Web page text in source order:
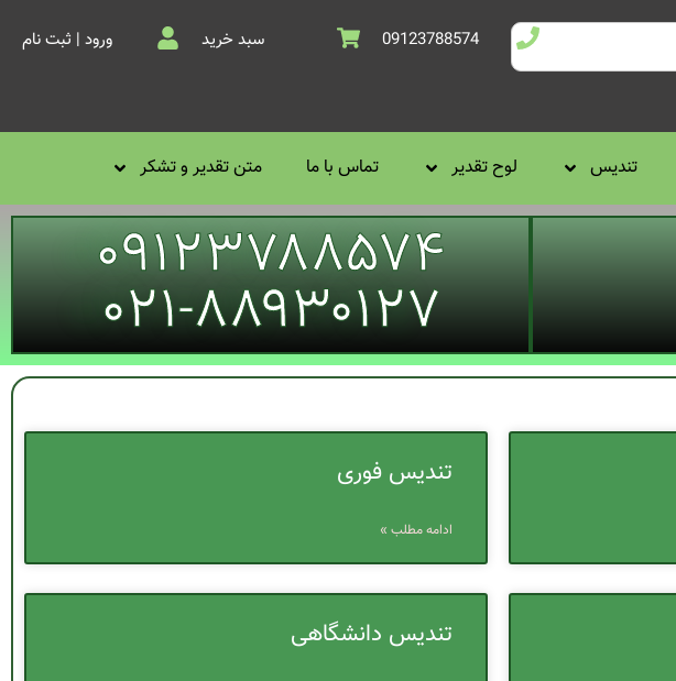
09123788574 سبد خرید ورود | ثبت نام
تندیس لوح تقدیر تماس با ما متن تقدیر و تشکر
۰۹۱۲۳۷۸۸۵۷۴
۰۲۱-۸۸۹۳۰۱۲۷
تندیس فوری
ادامه مطلب »
تندیس دانشگاهی